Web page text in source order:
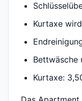
Kurtaxe
Bettwäsche
Kurtaxe: